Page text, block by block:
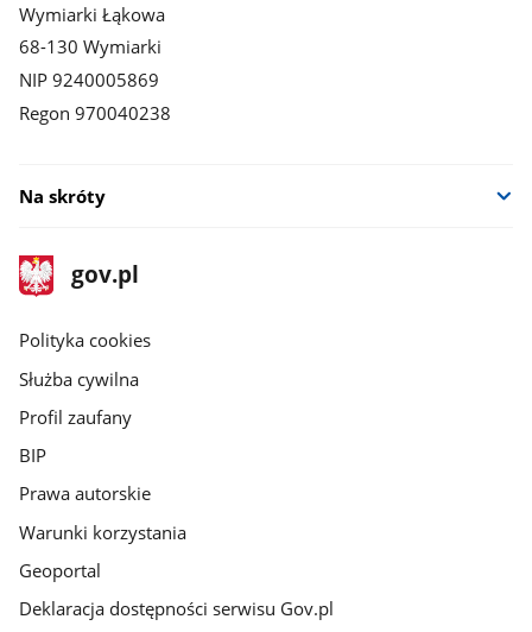
Wymiarki Łąkowa
68-130 Wymiarki
NIP 9240005869
Regon 970040238
Na skróty
stopka
gov.pl
Strona
gov.pl
gov.pl
Polityka cookies
Służba cywilna
Profil zaufany
BIP
Prawa autorskie
Warunki korzystania
Geoportal
Deklaracja dostępności serwisu Gov.pl